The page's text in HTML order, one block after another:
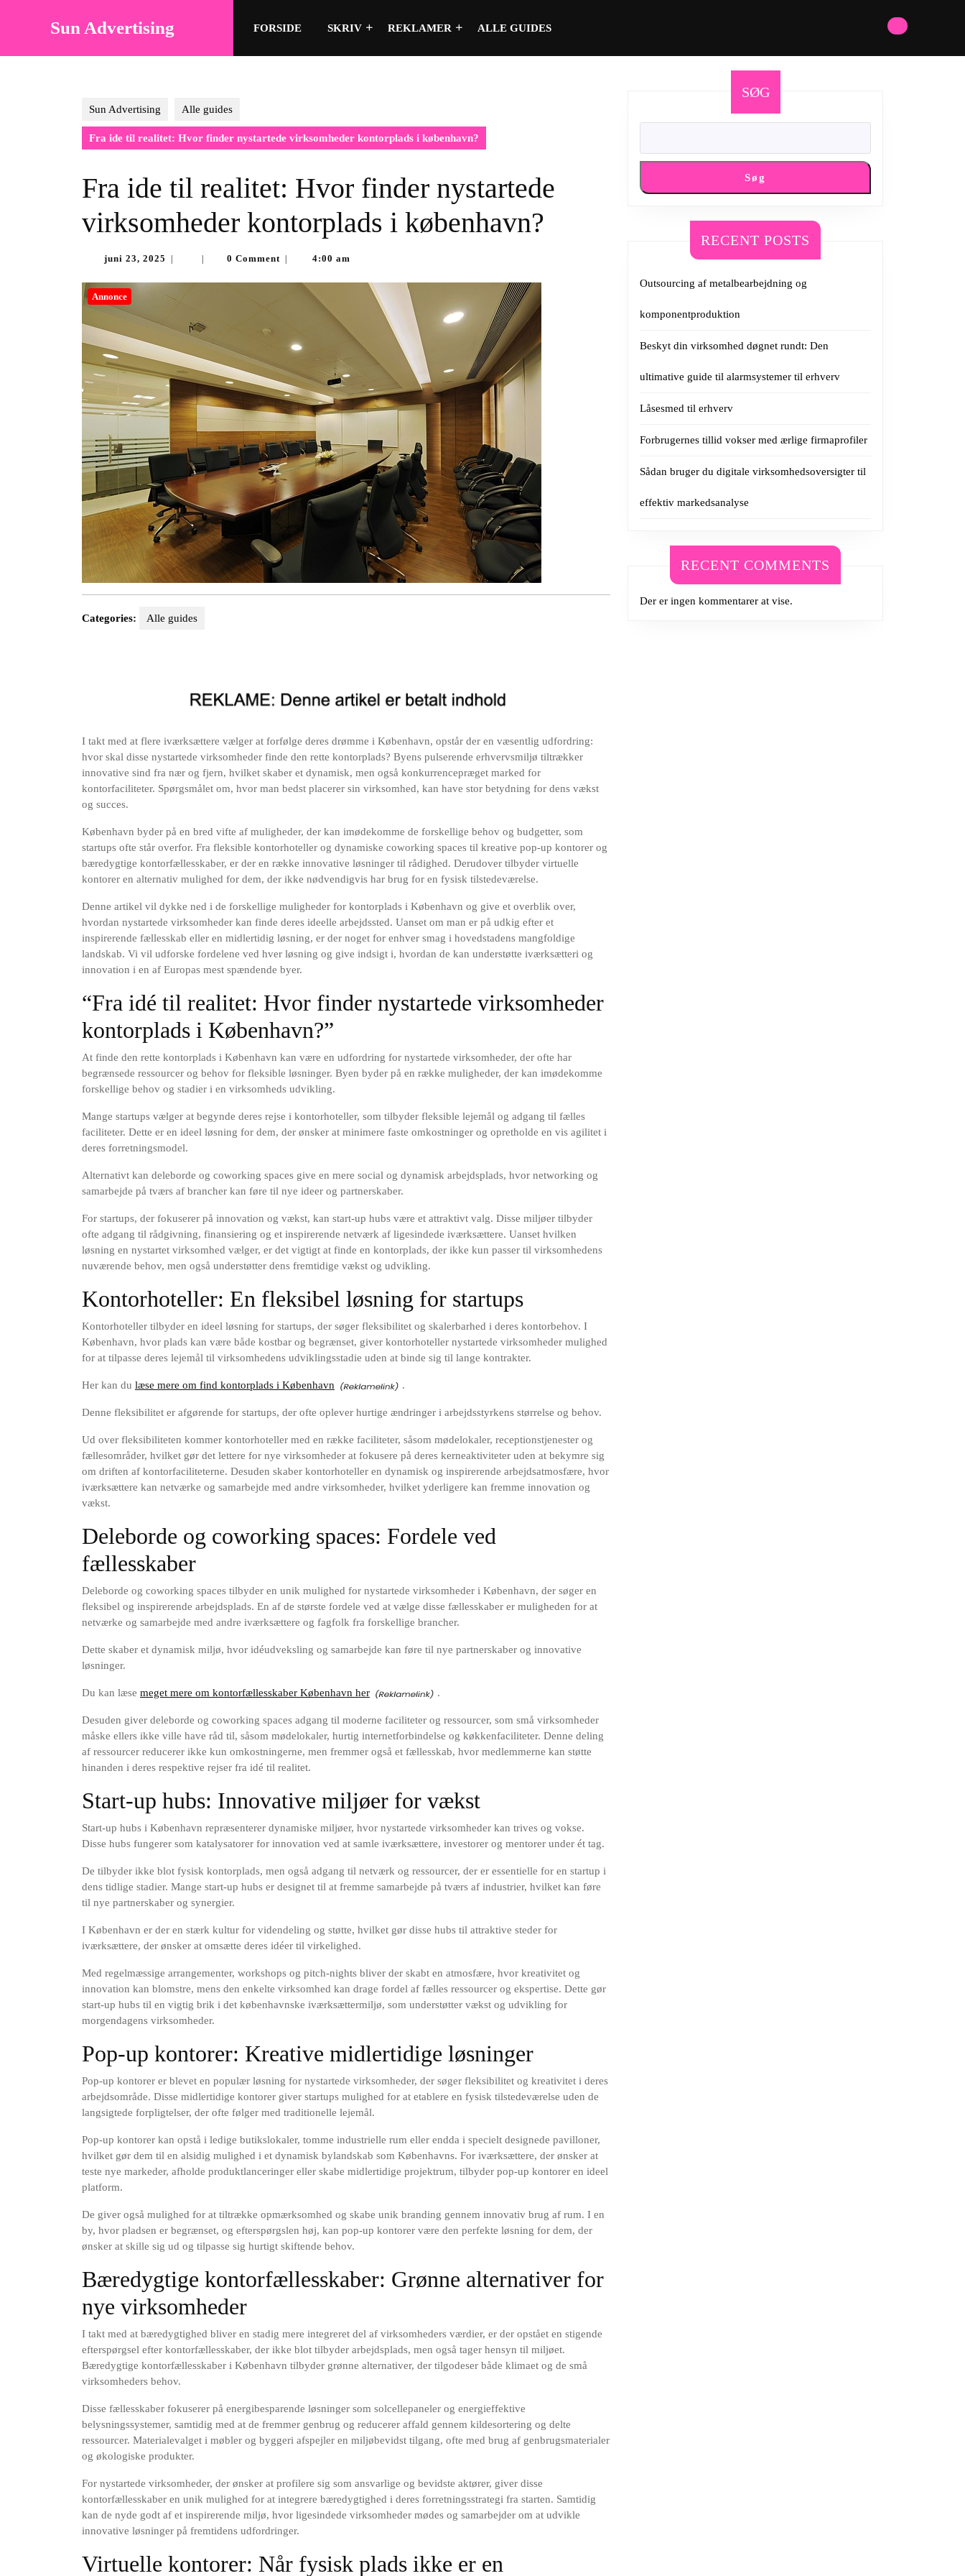
Sun Advertising FORSIDE SKRIV REKLAMER ALLE GUIDES
Sun Advertising Alle guides
Fra ide til realitet: Hvor finder nystartede virksomheder kontorplads i københavn?
Fra ide til realitet: Hvor finder nystartede
virksomheder kontorplads i københavn?
juni 23, 2025 juni
2025
0 Comment 4:00 am
Annonce
Categories: Alle guides
I takt med at flere iværksættere vælger at forfølge deres drømme i København, opstår der en væsentlig udfordring:
hvor skal disse nystartede virksomheder finde den rette kontorplads? Byens pulserende erhvervsmiljø tiltrækker
innovative sind fra nær og fjern, hvilket skaber et dynamisk, men også konkurrencepræget marked for
kontorfaciliteter. Spørgsmålet om, hvor man bedst placerer sin virksomhed, kan have stor betydning for dens vækst
og succes.
København byder på en bred vifte af muligheder, der kan imødekomme de forskellige behov og budgetter, som
startups ofte står overfor. Fra fleksible kontorhoteller og dynamiske coworking spaces til kreative pop-up kontorer og
bæredygtige kontorfællesskaber, er der en række innovative løsninger til rådighed. Derudover tilbyder virtuelle
kontorer en alternativ mulighed for dem, der ikke nødvendigvis har brug for en fysisk tilstedeværelse.
Denne artikel vil dykke ned i de forskellige muligheder for kontorplads i København og give et overblik over,
hvordan nystartede virksomheder kan finde deres ideelle arbejdssted. Uanset om man er på udkig efter et
inspirerende fællesskab eller en midlertidig løsning, er der noget for enhver smag i hovedstadens mangfoldige
landskab. Vi vil udforske fordelene ved hver løsning og give indsigt i, hvordan de kan understøtte iværksætteri og
innovation i en af Europas mest spændende byer.
“Fra idé til realitet: Hvor finder nystartede virksomheder
kontorplads i København?”
At finde den rette kontorplads i København kan være en udfordring for nystartede virksomheder, der ofte har
begrænsede ressourcer og behov for fleksible løsninger. Byen byder på en række muligheder, der kan imødekomme
forskellige behov og stadier i en virksomheds udvikling.
Mange startups vælger at begynde deres rejse i kontorhoteller, som tilbyder fleksible lejemål og adgang til fælles
faciliteter. Dette er en ideel løsning for dem, der ønsker at minimere faste omkostninger og opretholde en vis agilitet i
deres forretningsmodel.
Alternativt kan deleborde og coworking spaces give en mere social og dynamisk arbejdsplads, hvor networking og
samarbejde på tværs af brancher kan føre til nye ideer og partnerskaber.
For startups, der fokuserer på innovation og vækst, kan start-up hubs være et attraktivt valg. Disse miljøer tilbyder
ofte adgang til rådgivning, finansiering og et inspirerende netværk af ligesindede iværksættere. Uanset hvilken
løsning en nystartet virksomhed vælger, er det vigtigt at finde en kontorplads, der ikke kun passer til virksomhedens
nuværende behov, men også understøtter dens fremtidige vækst og udvikling.
Kontorhoteller: En fleksibel løsning for startups
Kontorhoteller tilbyder en ideel løsning for startups, der søger fleksibilitet og skalerbarhed i deres kontorbehov. I
København, hvor plads kan være både kostbar og begrænset, giver kontorhoteller nystartede virksomheder mulighed
for at tilpasse deres lejemål til virksomhedens udviklingsstadie uden at binde sig til lange kontrakter.
Her kan du læse mere om find kontorplads i København .
Denne fleksibilitet er afgørende for startups, der ofte oplever hurtige ændringer i arbejdsstyrkens størrelse og behov.
Ud over fleksibiliteten kommer kontorhoteller med en række faciliteter, såsom mødelokaler, receptionstjenester og
fællesområder, hvilket gør det lettere for nye virksomheder at fokusere på deres kerneaktiviteter uden at bekymre sig
om driften af kontorfaciliteterne. Desuden skaber kontorhoteller en dynamisk og inspirerende arbejdsatmosfære, hvor
iværksættere kan netværke og samarbejde med andre virksomheder, hvilket yderligere kan fremme innovation og
vækst.
Deleborde og coworking spaces: Fordele ved
fællesskaber
Deleborde og coworking spaces tilbyder en unik mulighed for nystartede virksomheder i København, der søger en
fleksibel og inspirerende arbejdsplads. En af de største fordele ved at vælge disse fællesskaber er muligheden for at
netværke og samarbejde med andre iværksættere og fagfolk fra forskellige brancher.
Dette skaber et dynamisk miljø, hvor idéudveksling og samarbejde kan føre til nye partnerskaber og innovative
løsninger.
Du kan læse meget mere om kontorfællesskaber København her .
Desuden giver deleborde og coworking spaces adgang til moderne faciliteter og ressourcer, som små virksomheder
måske ellers ikke ville have råd til, såsom mødelokaler, hurtig internetforbindelse og køkkenfaciliteter. Denne deling
af ressourcer reducerer ikke kun omkostningerne, men fremmer også et fællesskab, hvor medlemmerne kan støtte
hinanden i deres respektive rejser fra idé til realitet.
Start-up hubs: Innovative miljøer for vækst
Start-up hubs i København repræsenterer dynamiske miljøer, hvor nystartede virksomheder kan trives og vokse.
Disse hubs fungerer som katalysatorer for innovation ved at samle iværksættere, investorer og mentorer under ét tag.
De tilbyder ikke blot fysisk kontorplads, men også adgang til netværk og ressourcer, der er essentielle for en startup i
dens tidlige stadier. Mange start-up hubs er designet til at fremme samarbejde på tværs af industrier, hvilket kan føre
til nye partnerskaber og synergier.
I København er der en stærk kultur for videndeling og støtte, hvilket gør disse hubs til attraktive steder for
iværksættere, der ønsker at omsætte deres idéer til virkelighed.
Med regelmæssige arrangementer, workshops og pitch-nights bliver der skabt en atmosfære, hvor kreativitet og
innovation kan blomstre, mens den enkelte virksomhed kan drage fordel af fælles ressourcer og ekspertise. Dette gør
start-up hubs til en vigtig brik i det københavnske iværksættermiljø, som understøtter vækst og udvikling for
morgendagens virksomheder.
Pop-up kontorer: Kreative midlertidige løsninger
Pop-up kontorer er blevet en populær løsning for nystartede virksomheder, der søger fleksibilitet og kreativitet i deres
arbejdsområde. Disse midlertidige kontorer giver startups mulighed for at etablere en fysisk tilstedeværelse uden de
langsigtede forpligtelser, der ofte følger med traditionelle lejemål.
Pop-up kontorer kan opstå i ledige butikslokaler, tomme industrielle rum eller endda i specielt designede pavilloner,
hvilket gør dem til en alsidig mulighed i et dynamisk bylandskab som Københavns. For iværksættere, der ønsker at
teste nye markeder, afholde produktlanceringer eller skabe midlertidige projektrum, tilbyder pop-up kontorer en ideel
platform.
De giver også mulighed for at tiltrække opmærksomhed og skabe unik branding gennem innovativ brug af rum. I en
by, hvor pladsen er begrænset, og efterspørgslen høj, kan pop-up kontorer være den perfekte løsning for dem, der
ønsker at skille sig ud og tilpasse sig hurtigt skiftende behov.
Bæredygtige kontorfællesskaber: Grønne alternativer for
nye virksomheder
I takt med at bæredygtighed bliver en stadig mere integreret del af virksomheders værdier, er der opstået en stigende
efterspørgsel efter kontorfællesskaber, der ikke blot tilbyder arbejdsplads, men også tager hensyn til miljøet.
Bæredygtige kontorfællesskaber i København tilbyder grønne alternativer, der tilgodeser både klimaet og de små
virksomheders behov.
Disse fællesskaber fokuserer på energibesparende løsninger som solcellepaneler og energieffektive
belysningssystemer, samtidig med at de fremmer genbrug og reducerer affald gennem kildesortering og delte
ressourcer. Materialevalget i møbler og byggeri afspejler en miljøbevidst tilgang, ofte med brug af genbrugsmaterialer
og økologiske produkter.
For nystartede virksomheder, der ønsker at profilere sig som ansvarlige og bevidste aktører, giver disse
kontorfællesskaber en unik mulighed for at integrere bæredygtighed i deres forretningsstrategi fra starten. Samtidig
kan de nyde godt af et inspirerende miljø, hvor ligesindede virksomheder mødes og samarbejder om at udvikle
innovative løsninger på fremtidens udfordringer.
Virtuelle kontorer: Når fysisk plads ikke er en
SØG
Søg
RECENT POSTS
Outsourcing af metalbearbejdning og
komponentproduktion
Beskyt din virksomhed døgnet rundt: Den
ultimative guide til alarmsystemer til erhverv
Låsesmed til erhverv
Forbrugernes tillid vokser med ærlige firmaprofiler
Sådan bruger du digitale virksomhedsoversigter til
effektiv markedsanalyse
RECENT COMMENTS
Der er ingen kommentarer at vise.